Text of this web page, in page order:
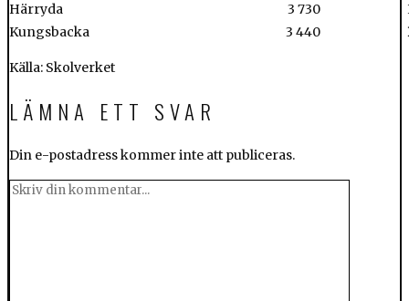
Härryda 3 730
Kungsbacka
3 440
Källa: Skolverket
LÄMNA ETT SVAR
Din e-postadress kommer inte att publiceras.